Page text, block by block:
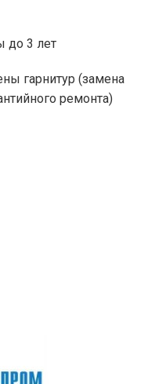
до 3 лет
гарнитур (замена
ремонта)